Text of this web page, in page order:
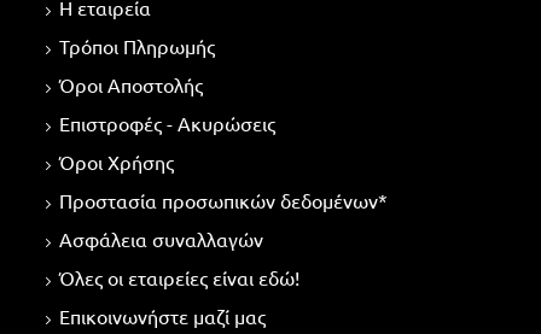
Η εταιρεία
Τρόποι Πληρωμής
Όροι Αποστολής
Επιστροφές - Ακυρώσεις
Όροι Χρήσης
Προστασία προσωπικών δεδομένων*
Ασφάλεια συναλλαγών
Όλες οι εταιρείες είναι εδώ!
Επικοινωνήστε μαζί μας